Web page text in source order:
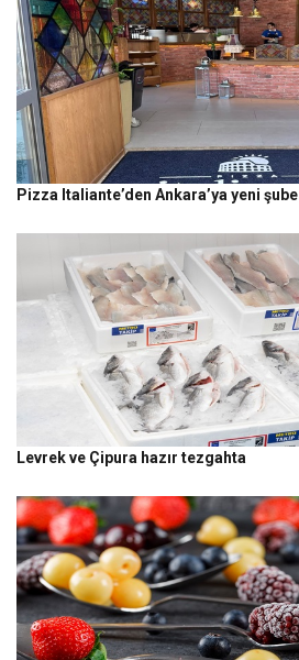
Pizza Italiante’den Ankara’ya yeni şube
Levrek ve Çipura hazır tezgahta